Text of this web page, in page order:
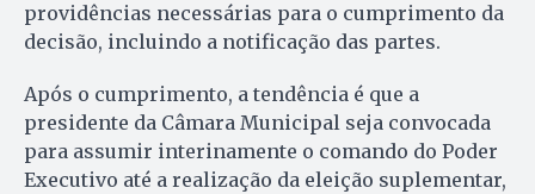
providências necessárias para o cumprimento da
decisão, incluindo a notificação das partes.
Após o cumprimento, a tendência é que a
presidente da Câmara Municipal seja convocada
para assumir interinamente o comando do Poder
Executivo até a realização da eleição suplementar,